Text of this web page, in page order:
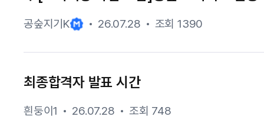
공숲지기K 26.07.28 조회 1390
최종합격자 발표 시간
흰둥이1 26.07.28 조회 748